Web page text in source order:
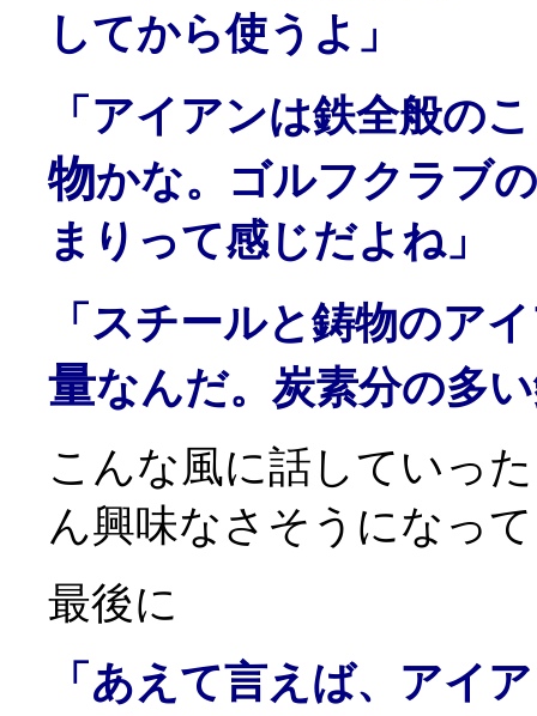
してから使うよ」
「アイアンは鉄全般の
物かな。ゴルフクラブ
まりって感じだよね」
「スチールと鋳物のア
量なんだ。炭素分の多い
こんな風に話していっ
ん興味なさそうになっ
最後に
「あえて言えば、アイ